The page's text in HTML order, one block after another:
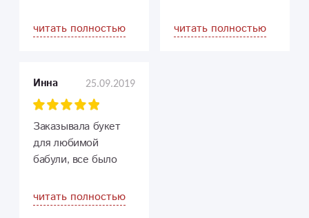
поздравить дорого
человека, мамочку, с
и профессионализм
своей работы! У вас
прекрасный выбор
цветов и быстрая
доставка! Спасибо
рада свом
читать полностью
прекрасный аромат!
читать полностью
Инна 25.09.2019
Заказывала букет
для любимой
бабули, все было
знаю как чаще
радовать близких.
читать полностью